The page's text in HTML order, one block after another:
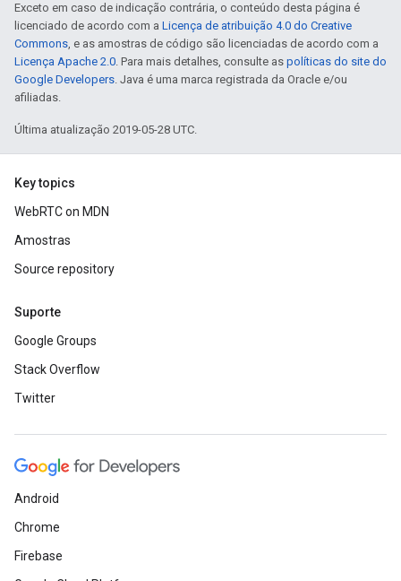
Exceto em caso de indicação contrária, o conteúdo desta página é
licenciado de acordo com a Licença de atribuição 4.0 do Creative
Commons, e as amostras de código são licenciadas de acordo com a
Licença Apache 2.0. Para mais detalhes, consulte as políticas do site do
Google Developers. Java é uma marca registrada da Oracle e/ou
afiliadas.
Última atualização 2019-05-28 UTC.
Key topics
WebRTC on MDN
Amostras
Source repository
Suporte
Google Groups
Stack Overflow
Twitter
Android
Chrome
Firebase